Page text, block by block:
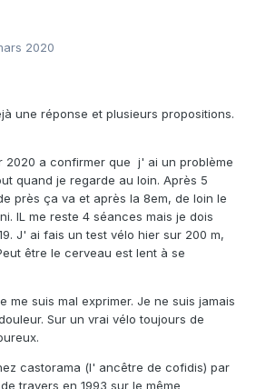
2020
une réponse et plusieurs propositions.
2020 a confirmer que j' ai un problème
quand je regarde au loin. Après 5
près ça va et après la 8em, de loin le
IL me reste 4 séances mais je dois
J' ai fais un test vélo hier sur 200 m,
être le cerveau est lent à se
me suis mal exprimer. Je ne suis jamais
Sur un vrai vélo toujours de
castorama (l' ancêtre de cofidis) par
travers en 1993 sur le même